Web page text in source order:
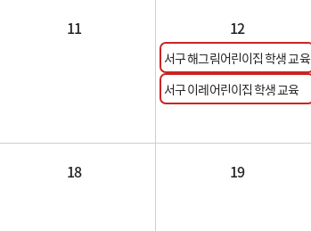
11 12
서구 해그림어린이집 학생 교육
서구 이레어린이집 학생 교육
18 19